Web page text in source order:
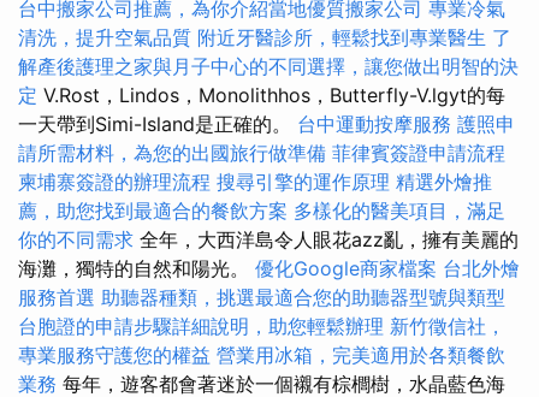
台中搬家公司推薦，為你介紹當地優質搬家公司 專業冷氣
清洗，提升空氣品質 附近牙醫診所，輕鬆找到專業醫生 了
解產後護理之家與月子中心的不同選擇，讓您做出明智的決
定 V.Rost，Lindos，Monolithhos，Butterfly-V.lgyt的每
一天帶到Simi-Island是正確的。 台中運動按摩服務 護照申
請所需材料，為您的出國旅行做準備 菲律賓簽證申請流程
柬埔寨簽證的辦理流程 搜尋引擎的運作原理 精選外燴推
薦，助您找到最適合的餐飲方案 多樣化的醫美項目，滿足
你的不同需求 全年，大西洋島令人眼花azz亂，擁有美麗的
海灘，獨特的自然和陽光。 優化Google商家檔案 台北外燴
服務首選 助聽器種類，挑選最適合您的助聽器型號與類型
台胞證的申請步驟詳細說明，助您輕鬆辦理 新竹徵信社，
專業服務守護您的權益 營業用冰箱，完美適用於各類餐飲
業務 每年，遊客都會著迷於一個襯有棕櫚樹，水晶藍色海